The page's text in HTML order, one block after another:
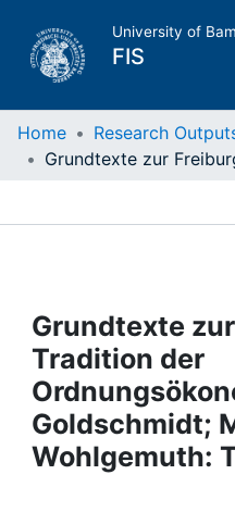
University of
FIS
Home
Projects
People
Institutions
Home Research
Grundtexte
Tradition der
Goldschmidt;
Wohlgemuth: